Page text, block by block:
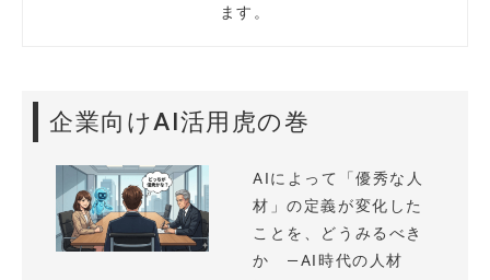
ます。
企業向けAI活用虎の巻
AIによって「優秀な人
材」の定義が変化した
ことを、どうみるべき
か —AI時代の人材